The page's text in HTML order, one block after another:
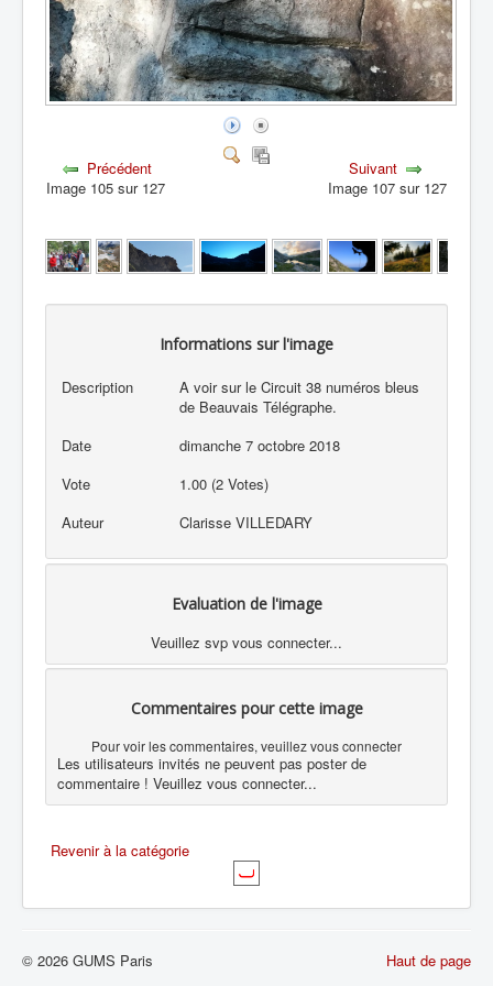
Précédent
Image 105 sur 127
Suivant
Image 107 sur 127
Informations sur l'image
Description
A voir sur le Circuit 38 numéros bleus
de Beauvais Télégraphe.
Date
dimanche 7 octobre 2018
Vote
1.00 (2 Votes)
Auteur
Clarisse VILLEDARY
Evaluation de l'image
Veuillez svp vous connecter...
Commentaires pour cette image
Pour voir les commentaires, veuillez vous connecter
Les utilisateurs invités ne peuvent pas poster de
commentaire ! Veuillez vous connecter...
Revenir à la catégorie
Haut de page
© 2026 GUMS Paris